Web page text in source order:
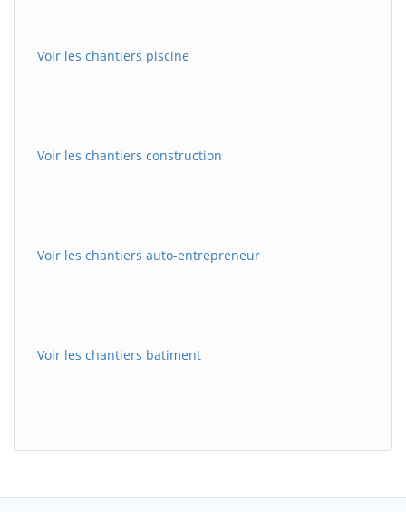
Voir les chantiers piscine
Voir les chantiers construction
Voir les chantiers auto-entrepreneur
Voir les chantiers batiment